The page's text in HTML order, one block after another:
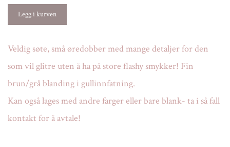
Veldig søte, små øredobber med mange detaljer for den
som vil glitre uten å ha på store flashy smykker! Fin
brun/grå blanding i gullinnfatning.
Kan også lages med andre farger eller bare blank- ta i så fall
kontakt for å avtale!